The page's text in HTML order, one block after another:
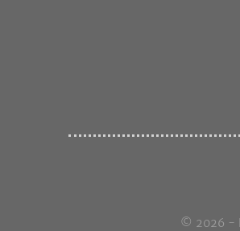
© 2026 -